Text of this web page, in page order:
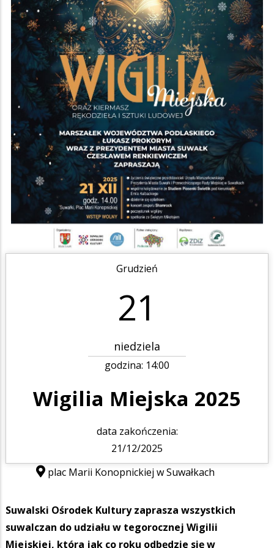
Grudzień
21
niedziela
godzina: 14:00
Wigilia Miejska 2025
data zakończenia:
21/12/2025
plac Marii Konopnickiej w Suwałkach
Suwalski Ośrodek Kultury zaprasza wszystkich
suwalczan do udziału w tegorocznej Wigilii
Miejskiej, która jak co roku odbędzie się w